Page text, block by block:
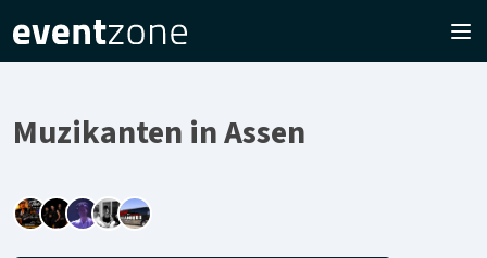
Muzikanten in Assen